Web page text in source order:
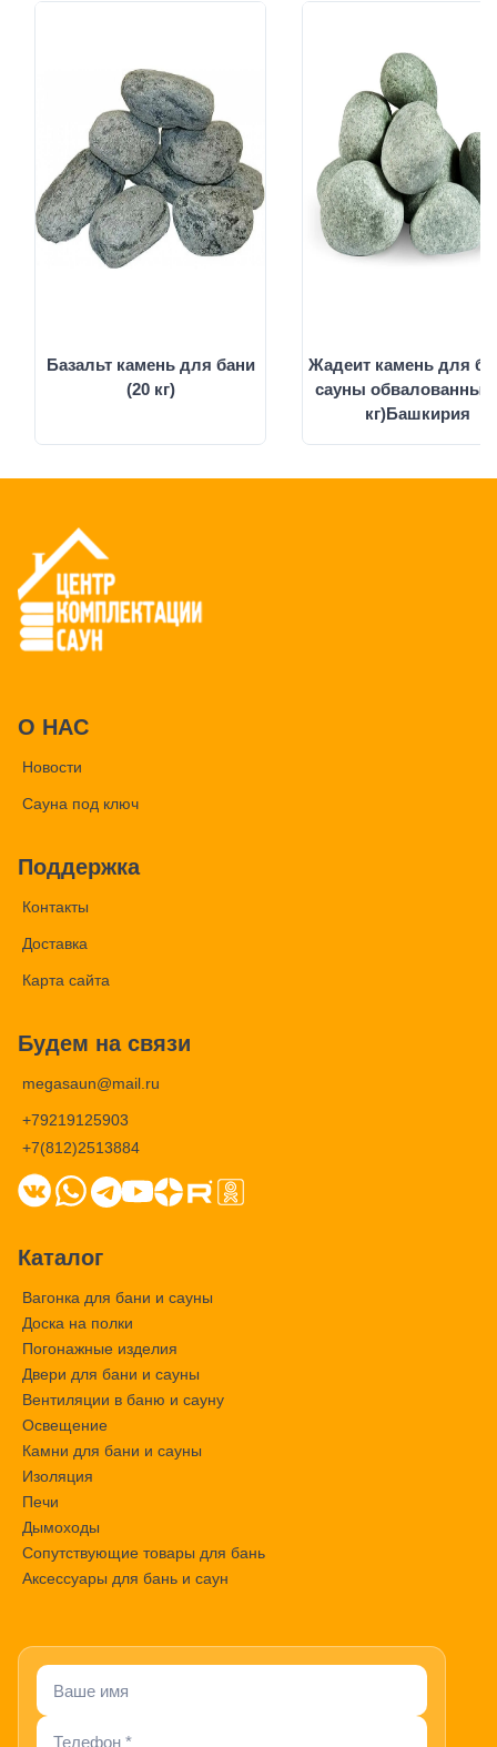
Базальт камень для бани
(20 кг)
Жадеит камень для
сауны обвалованный
кг)Башкирия
О НАС
Новости
Сауна под ключ
Поддержка
Контакты
Доставка
Карта сайта
Будем на связи
megasaun@mail.ru
+79219125903
+7(812)2513884
Каталог
Вагонка для бани и сауны
Доска на полки
Погонажные изделия
Двери для бани и сауны
Вентиляции в баню и сауну
Освещение
Камни для бани и сауны
Изоляция
Печи
Дымоходы
Сопутствующие товары для бань
Аксессуары для бань и саун